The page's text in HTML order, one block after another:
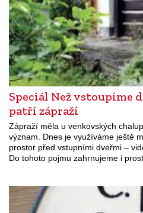
Speciál Než vstoupíme
patří zápraží
Zápraží měla u venkovských
význam. Dnes je využíváme ještě
prostor před vstupními dveřmi –
Do tohoto pojmu zahrnujeme i